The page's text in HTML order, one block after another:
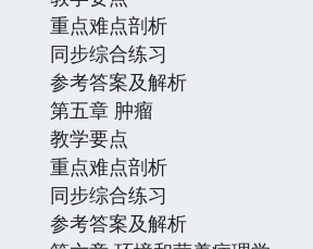
重点难点剖析
同步综合练习
参考答案及解析
第五章 肿瘤
教学要点
重点难点剖析
同步综合练习
参考答案及解析